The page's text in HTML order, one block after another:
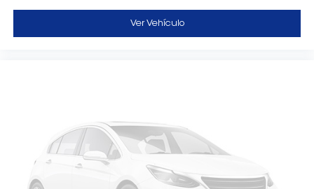
Ver Vehículo